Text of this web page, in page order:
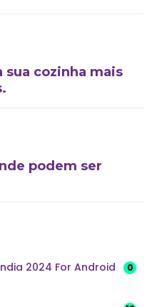
sua cozinha mais
podem ser
2024 For Android
0